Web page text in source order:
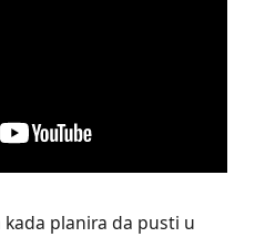
kada planira da pusti u